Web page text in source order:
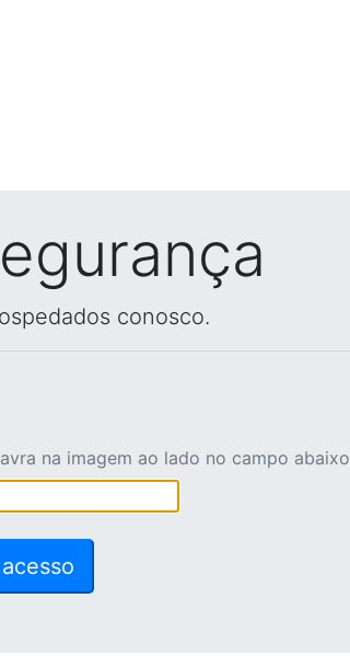
conosco.
na imagem ao lado no campo abaixo